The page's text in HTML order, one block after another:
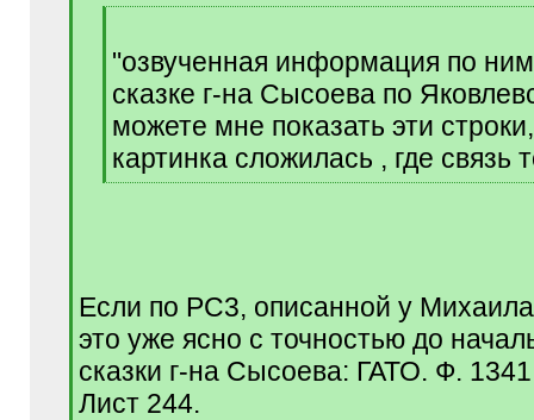
"озвученная информация по
сказке г-на Сысоева по
можете мне показать эти
картинка сложилась , где связь
[
Если по РС3, описанной у
это уже ясно с точностью до
сказки г-на Сысоева: ГАТО. Ф.
Лист 244.